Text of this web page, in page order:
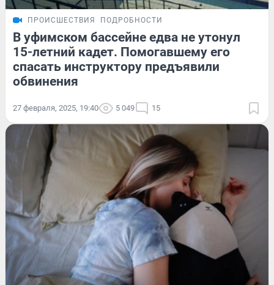
ПРОИСШЕСТВИЯ ПОДРОБНОСТИ
В уфимском бассейне едва не утонул
15-летний кадет. Помогавшему его
спасать инструктору предъявили
обвинения
27 февраля, 2025, 19:40 5 049 15